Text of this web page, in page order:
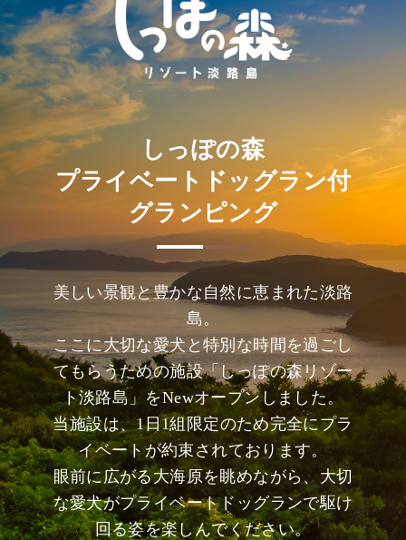
しっぽの森
プライベートドッグラン付
グランピング
美しい景観と豊かな自然に恵まれた淡路
島。
ここに大切な愛犬と特別な時間を過ごし
てもらうための施設「しっぽの森リゾー
ト淡路島」をNewオープンしました。
当施設は、1日1組限定のため完全にプラ
イベートが約束されております。
眼前に広がる大海原を眺めながら、大切
な愛犬がプライベートドッグランで駆け
回る姿を楽しんでください。